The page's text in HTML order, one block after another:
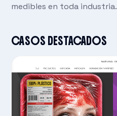
medibles en toda industria.
CASOS DESTACADOS